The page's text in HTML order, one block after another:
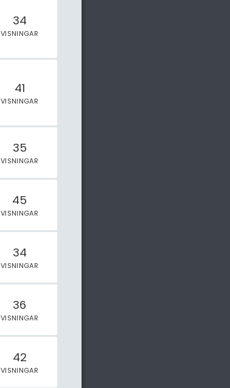
34
VISNINGAR
41
VISNINGAR
35
VISNINGAR
45
VISNINGAR
34
VISNINGAR
36
VISNINGAR
42
VISNINGAR